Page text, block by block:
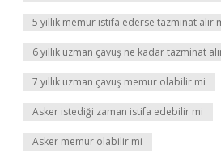
5 yıllık memur istifa ederse tazminat alır
6 yıllık uzman çavuş ne kadar tazminat
7 yıllık uzman çavuş memur olabilir mi
Asker istediği zaman istifa edebilir mi
Asker memur olabilir mi